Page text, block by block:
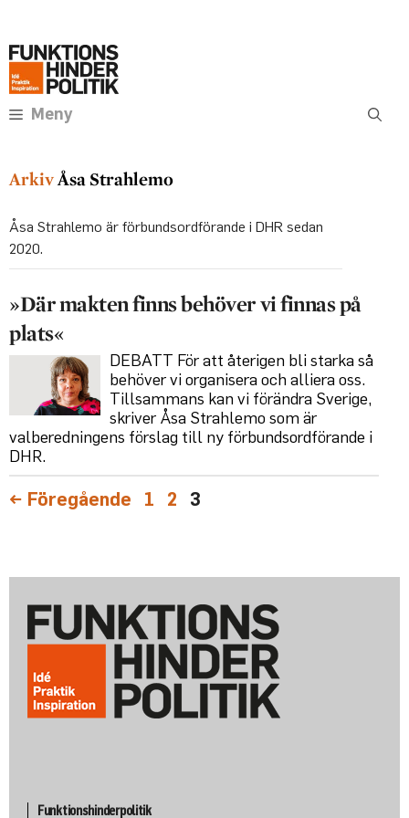
innehåll
Meny
Åsa Strahlemo
Åsa Strahlemo är förbundsordförande i DHR sedan
2020.
»Där makten finns behöver vi finnas på
plats«
DEBATT För att återigen bli starka så
behöver vi organisera och alliera oss.
Tillsammans kan vi förändra Sverige‚
skriver Åsa Strahlemo som är
valberedningens förslag till ny förbundsordförande i
DHR.
← Föregående Sida
1 Sida
2 Sida
3
Funktionshinderpolitik